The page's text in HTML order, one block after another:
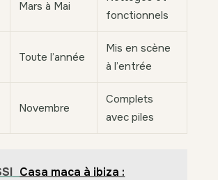
Mars à Mai
fonctionnels
Toute l’année
Mis en scène
à l’entrée
Novembre
Complets
avec piles
Casa maca à ibiza :